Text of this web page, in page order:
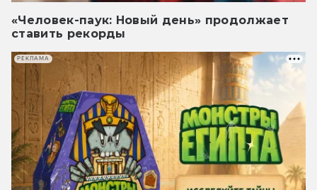
«Человек-паук: Новый день» продолжает
ставить рекорды
РЕКЛАМА